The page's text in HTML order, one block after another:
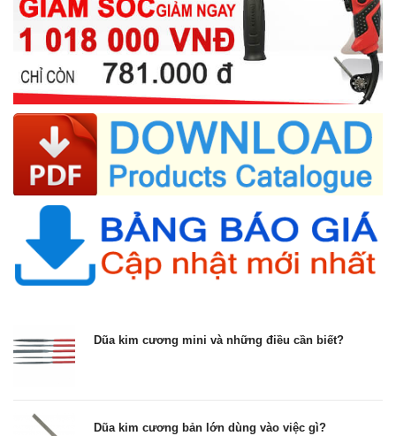
Dũa kim cương mini và những điều cần biết?
Dũa kim cương bản lớn dùng vào việc gì?